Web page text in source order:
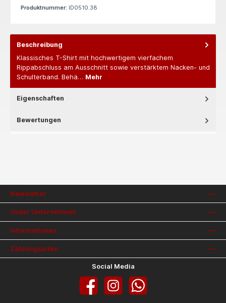
Produktnummer: ID0510.38
Beschreibung
Klassisches T-Shirt mit hochwertigem vierfachem
Rippabschluss am Ausschnitt sowie verstärktem Nacken- und
Schulterband. Behä… Mehr
Eigenschaften
Bewertungen
Newsletter
Unser Unternehmen
Informationen
Zahlungsarten
Social Media
Facebook InstagramWhatsApp